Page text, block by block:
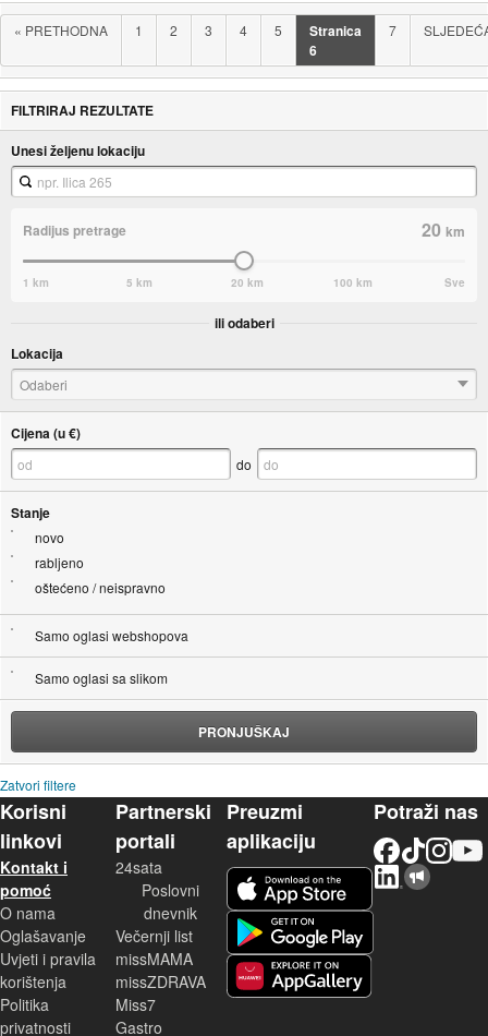
« PRETHODNA 1 2 3 4 5
Stranica
6
7
FILTRIRAJ REZULTATE
Unesi željenu lokaciju
Radijus pretrage 20km
1 km 5 km 20 km 100 km Sve
ili odaberi
Lokacija
Odaberi
Cijena (u €)
do
Stanje
novo
rabljeno
oštećeno / neispravno
Samo oglasi webshopova
Samo oglasi sa slikom
PRONJUŠKAJ
Zatvori filtere
Korisni
linkovi
Kontakt i
pomoć
O nama
Oglašavanje
Uvjeti i pravila
korištenja
Politika
privatnosti
Partnerski
portali
24sata
Poslovni
dnevnik
Večernji list
missMAMA
missZDRAVA
Miss7
Gastro
Preuzmi
aplikaciju
Potraži nas